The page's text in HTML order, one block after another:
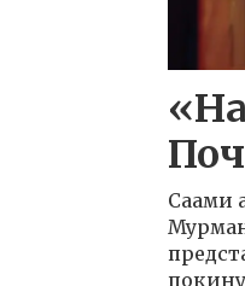
Саами